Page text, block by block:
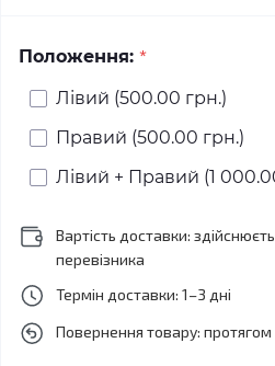
Положення: *
Лівий (500.00 грн.)
Правий (500.00 грн.)
Лівий + Правий (1
Вартість доставки:
перевізника
Термін доставки: 1–3 дні
Повернення товару: протягом